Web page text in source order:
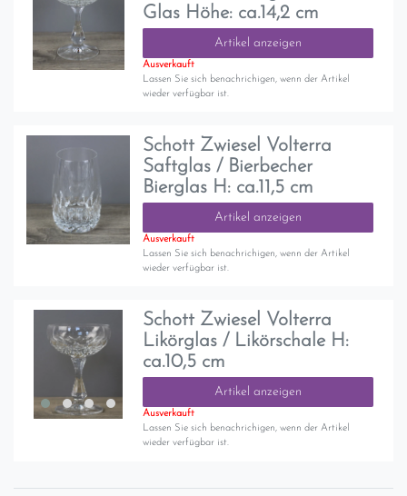
Glas Höhe: ca.14,2 cm
Artikel anzeigen
Ausverkauft
Lassen Sie sich benachrichigen, wenn der Artikel
wieder verfügbar ist.
Schott Zwiesel Volterra
Saftglas / Bierbecher
Bierglas H: ca.11,5 cm
Artikel anzeigen
Ausverkauft
Lassen Sie sich benachrichigen, wenn der Artikel
wieder verfügbar ist.
Schott Zwiesel Volterra
Likörglas / Likörschale H:
ca.10,5 cm
Artikel anzeigen
Ausverkauft
Lassen Sie sich benachrichigen, wenn der Artikel
wieder verfügbar ist.